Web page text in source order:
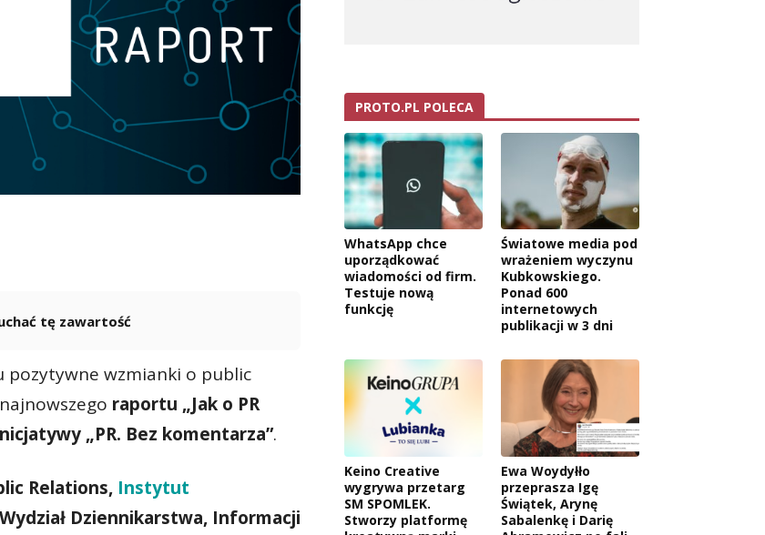
tę zawartość
pozytywne wzmianki o public
raportu „Jak o PR
„PR. Bez komentarza”.
Relations, Instytut
Dziennikarstwa, Informacji
PROTO.PL POLECA
WhatsApp chce
uporządkować
wiadomości od firm.
Testuje nową
funkcję
Światowe media pod
wrażeniem wyczynu
Kubkowskiego.
Ponad 600
internetowych
publikacji w 3 dni
Keino Creative
wygrywa przetarg
SM SPOMLEK.
Stworzy platformę
Ewa Woydyłło
przeprasza Igę
Świątek, Arynę
Sabalenkę i Darię